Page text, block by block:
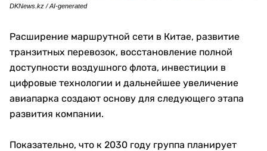
DKNews.kz / AI-generated
Расширение маршрутной сети в Китае, развитие
транзитных перевозок, восстановление полной
доступности воздушного флота, инвестиции в
цифровые технологии и дальнейшее увеличение
авиапарка создают основу для следующего этапа
развития компании.
Показательно, что к 2030 году группа планирует